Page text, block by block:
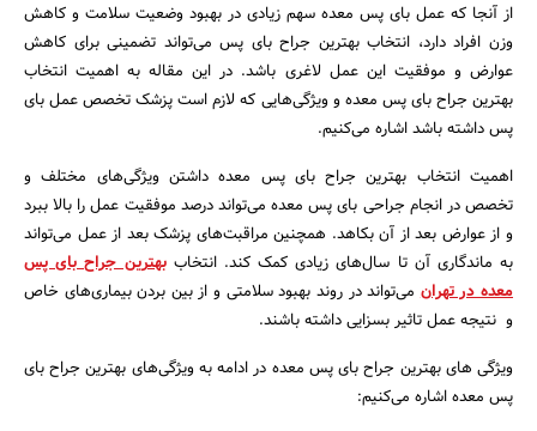
از آنجا که عمل بای پس معده سهم زیادی در بهبود وضعیت سلامت و کاهش
وزن افراد دارد، انتخاب بهترین جراح بای پس می‌تواند تضمینی برای کاهش
عوارض و موفقیت این عمل لاغری باشد. در این مقاله به اهمیت انتخاب
بهترین جراح بای پس معده و ویژگی‌هایی که لازم است پزشک تخصص عمل بای
پس داشته باشد اشاره می‌کنیم.
اهمیت انتخاب بهترین جراح بای پس معده داشتن ویژگی‌های مختلف و
تخصص در انجام جراحی بای پس معده می‌تواند درصد موفقیت عمل را بالا ببرد
و از عوارض بعد از آن بکاهد. همچنین مراقبت‌های پزشک بعد از عمل می‌تواند
به ماندگاری آن تا سال‌های زیادی کمک کند. انتخاببهترین جراح بای پس
معده در تهران می‌تواند در روند بهبود سلامتی و از بین بردن بیماری‌های خاص
و نتیجه عمل تاثیر بسزایی داشته باشند.
ویژگی های بهترین جراح بای پس معده در ادامه به ویژگی‌های بهترین جراح بای
پس معده اشاره می‌کنیم: